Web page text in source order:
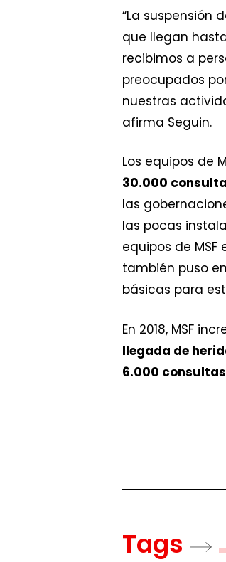
“La suspensión
que llegan
recibimos a
preocupados
nuestras
afirma Seguin.
Los equipos de
30.000
las
las pocas
equipos de
también puso
básicas para
En 2018, MSF
llegada de
6.000
Tags